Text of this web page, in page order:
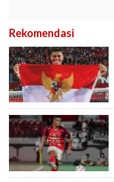
Rekomendasi